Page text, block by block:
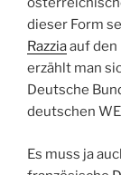
dieser Form
Razziaauf
erzählt man
Deutsche
deutschen
Es muss ja